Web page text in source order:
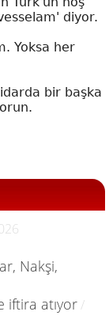
diyor.
Yoksa her
bir başka
Nakşi,
iftira atıyor/